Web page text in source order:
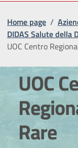
Home page /
DIDAS Salute della
UOC Centro
UOC
Rare